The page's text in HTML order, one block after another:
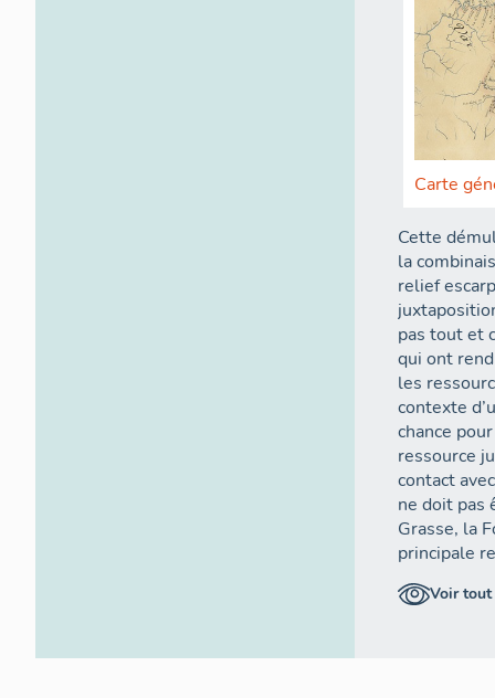
Carte
Cette
la
relief
pas tout et
qui ont
les
contexte
chance
ressource
contact
ne doit pas
Grasse, la
principale
moyen de
d’eauVoir tout